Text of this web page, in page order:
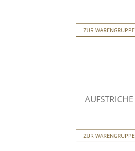
ZUR WARENGRUPPE
AUFSTRICHE
ZUR WARENGRUPPE